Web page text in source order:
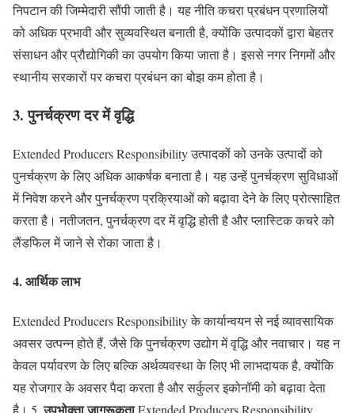
निपटान की जिम्मेदारी सौंपी जाती है। यह नीति कचरा प्रबंधन प्रणालियों
को अधिक प्रभावी और सुव्यवस्थित बनाती है, क्योंकि उत्पादकों द्वारा बेहतर
संसाधन और प्रौद्योगिकी का उपयोग किया जाता है। इससे नगर निगमों और
स्थानीय सरकारों पर कचरा प्रबंधन का बोझ कम होता है।
3.पुनर्चक्रण दर में वृद्धि
Extended Producers Responsibility उत्पादकों को उनके उत्पादों को
पुनर्चक्रण के लिए अधिक आकर्षक बनाता है। यह उन्हें पुनर्चक्रण सुविधाओं
में निवेश करने और पुनर्चक्रण प्रक्रियाओं को बढ़ावा देने के लिए प्रोत्साहित
करता है। नतीजतन, पुनर्चक्रण दर में वृद्धि होती है और प्लास्टिक कचरे को
लैंडफिल में जाने से रोका जाता है।
4.आर्थिक लाभ
Extended Producers Responsibility के कार्यान्वयन से नई व्यावसायिक
अवसर उत्पन्न होते हैं, जैसे कि पुनर्चक्रण उद्योग में वृद्धि और नवाचार। यह न
केवल पर्यावरण के लिए बल्कि अर्थव्यवस्था के लिए भी लाभदायक है, क्योंकि
यह रोजगार के अवसर पैदा करता है और सर्कुलर इकोनॉमी को बढ़ावा देता
है। 5.उपभोक्ता जागरूकताExtended Producers Responsibility